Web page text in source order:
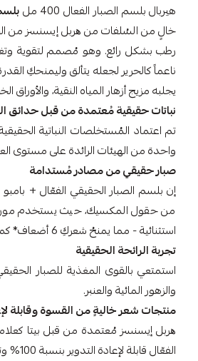
هيربال بلسم الصبار الفعال 400 مل
خالٍ من السُلفات من ھربل إیسنسز من
رطب بشكل رائع. وهو مُصمم لتقوية
ناعماً كالحرير لجعله يتألق وليمنحكِ
يجلبه مزيج أزهار المياه النقية، والأوراق
نباتات حقيقية مُعتمدة من قبل حدائق
تم اعتماد المُستخلصات النباتية
واحدة من الهيئات الرائدة على مستوى العالم
صبار حقيقي من مصادر مُستدامة
إن بلسم الصبار الحقيقي الفعّال +
من حقول المكسيك، حيث يستخدم
استثنائية - مما يمنحُ شعركِ 6 أضعاف* كمية الصبار الحقيقي.
تجربة الرائحة الحقيقية
استمتعي بالقوى المغذية للصبار
والزهور المائية والعنبر.
منتجات شعر خاليةٍ من القسوة وقابلة
ھربل إیسنسز مُعتمدة من قبل بيتا
الفعّال قابلة لإعادة التدوير بنسبة 100% وتتكون من البلاستيك المُعاد تدويره بنسبة 25%.